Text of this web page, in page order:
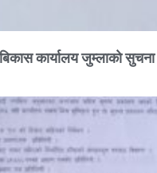
कार्यालय जुम्लाकाे सुचना